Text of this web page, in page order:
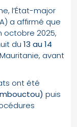
l’État-major
a affirmé que
octobre 2025,
du 13 au 14
avant
ont été
puis